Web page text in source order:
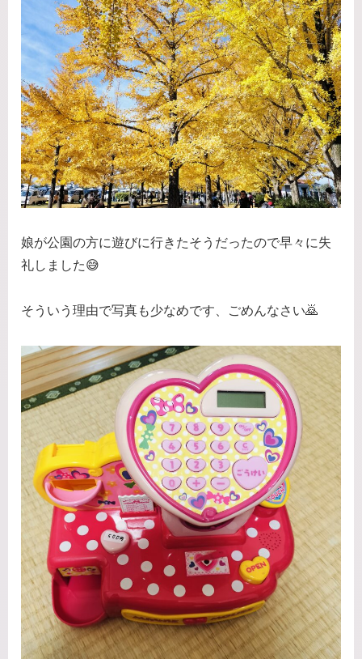
娘が公園の方に遊びに行きたそうだったので早々に失
礼しました😅
そういう理由で写真も少なめです、ごめんなさい🙇